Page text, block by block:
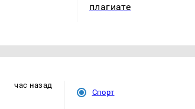
плагиате
час назад
Спорт